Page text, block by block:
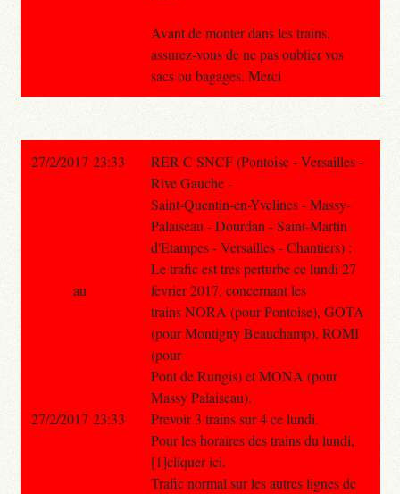
Avant de monter dans les trains,
assurez-vous de ne pas oublier vos
sacs ou bagages. Merci
27/2/2017 23:33
RER C SNCF (Pontoise - Versailles -
Rive Gauche -
Saint-Quentin-en-Yvelines - Massy-
Palaiseau - Dourdan - Saint-Martin
d'Etampes - Versailles - Chantiers) :
Le trafic est tres perturbe ce lundi 27
fevrier 2017, concernant les
trains NORA (pour Pontoise), GOTA
(pour Montigny Beauchamp), ROMI
(pour
Pont de Rungis) et MONA (pour
Massy Palaiseau).
Prevoir 3 trains sur 4 ce lundi.
Pour les horaires des trains du lundi,
[1]cliquer ici.
Trafic normal sur les autres lignes de
au
27/2/2017 23:33